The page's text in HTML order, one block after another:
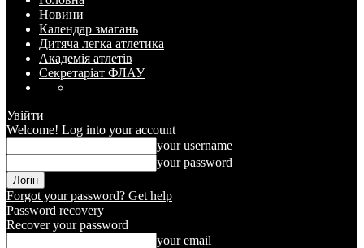
Новини
Календар змагань
Дитяча легка атлетика
Академія атлетів
Секретаріат ФЛАУ
Увійти
Welcome! Log into your account
your username
your password
Forgot your password? Get help
Password recovery
Recover your password
your email